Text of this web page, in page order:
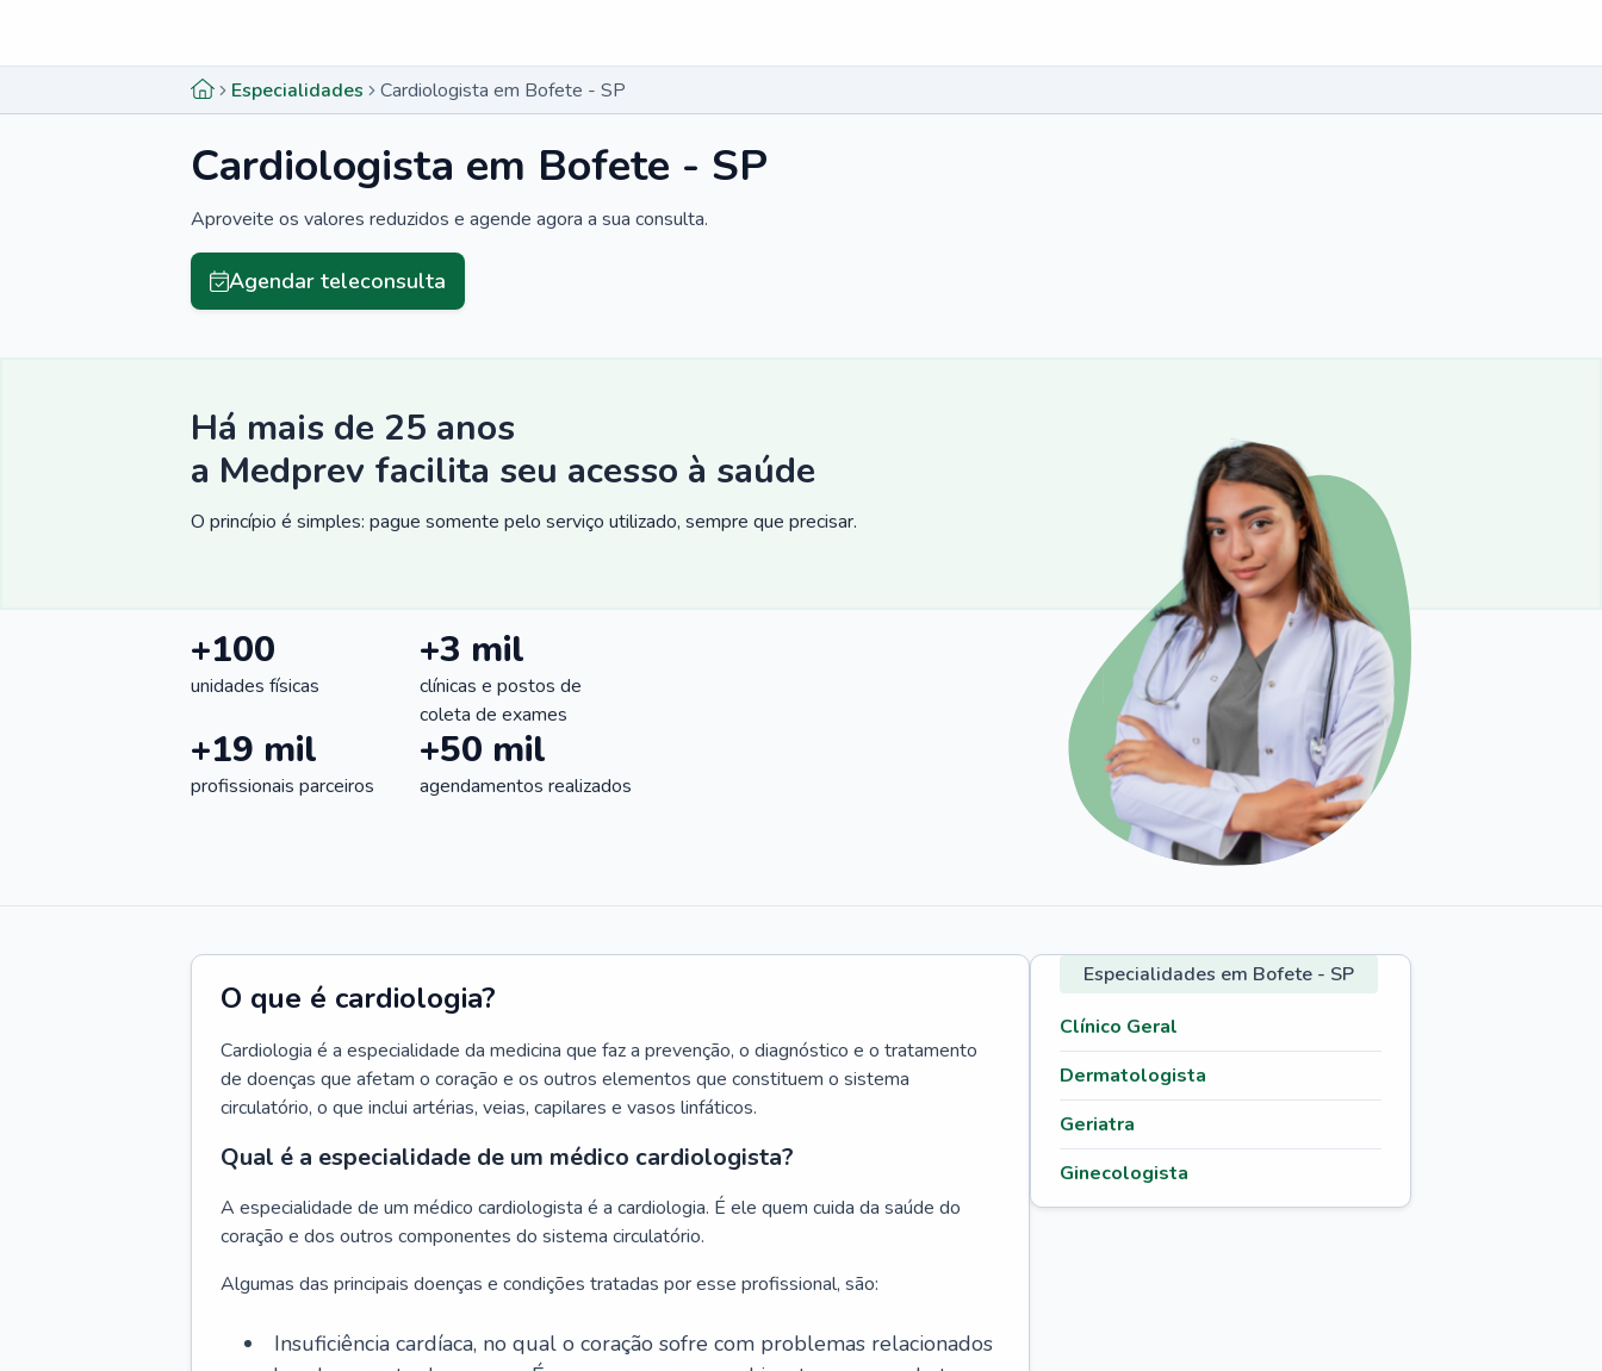
Especialidades Cardiologista em Bofete - SP
Cardiologista em Bofete - SP
Aproveite os valores reduzidos e agende agora a sua consulta.
Agendar teleconsulta
Há mais de 25 anos
a Medprev facilita seu acesso à saúde
O princípio é simples: pague somente pelo serviço utilizado, sempre que precisar.
+100
unidades físicas
+3 mil
clínicas e postos de
coleta de exames
+19 mil
profissionais parceiros
+50 mil
agendamentos realizados
O que é cardiologia?
Cardiologia é a especialidade da medicina que faz a prevenção, o diagnóstico e o tratamento
de doenças que afetam o coração e os outros elementos que constituem o sistema
circulatório, o que inclui artérias, veias, capilares e vasos linfáticos.
Qual é a especialidade de um médico cardiologista?
A especialidade de um médico cardiologista é a cardiologia. É ele quem cuida da saúde do
coração e dos outros componentes do sistema circulatório.
Algumas das principais doenças e condições tratadas por esse profissional, são:
Insuficiência cardíaca, no qual o coração sofre com problemas relacionados
Especialidades em Bofete - SP
Clínico Geral
Dermatologista
Geriatra
Ginecologista